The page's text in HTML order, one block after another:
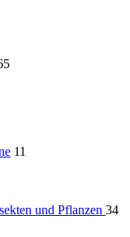
11
und Pflanzen 34